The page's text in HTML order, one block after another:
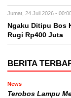
Jumat, 24 Juli 2026 -
Ngaku Ditipu Bos
Rugi Rp400 Juta
BERITA
News
Terobos Lampu